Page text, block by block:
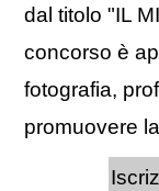
dal titolo "IL
concorso è
fotografia,
promuovere